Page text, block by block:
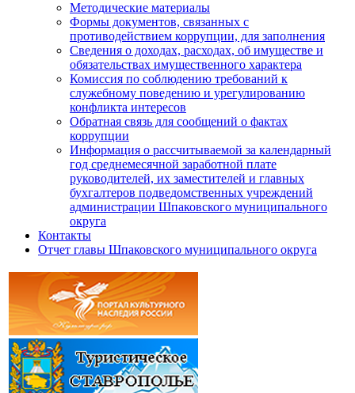
Методические материалы
Формы документов, связанных с
противодействием коррупции, для заполнения
Сведения о доходах, расходах, об имуществе и
обязательствах имущественного характера
Комиссия по соблюдению требований к
служебному поведению и урегулированию
конфликта интересов
Обратная связь для сообщений о фактах
коррупции
Информация о рассчитываемой за календарный
год среднемесячной заработной плате
руководителей, их заместителей и главных
бухгалтеров подведомственных учреждений
администрации Шпаковского муниципального
округа
Контакты
Отчет главы Шпаковского муниципального округа